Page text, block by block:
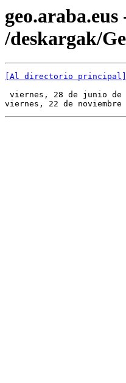
geo.araba.eus
/deskargak/
[Al directorio principal]
viernes, 28 de junio
viernes, 22 de